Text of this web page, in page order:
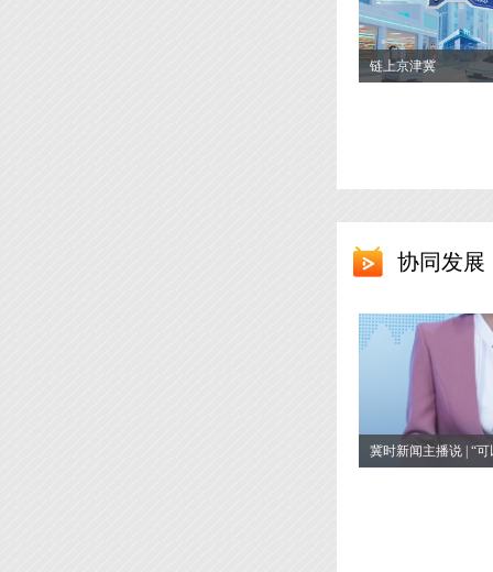
链上京津冀
协同发展
冀时新闻主播说 | “